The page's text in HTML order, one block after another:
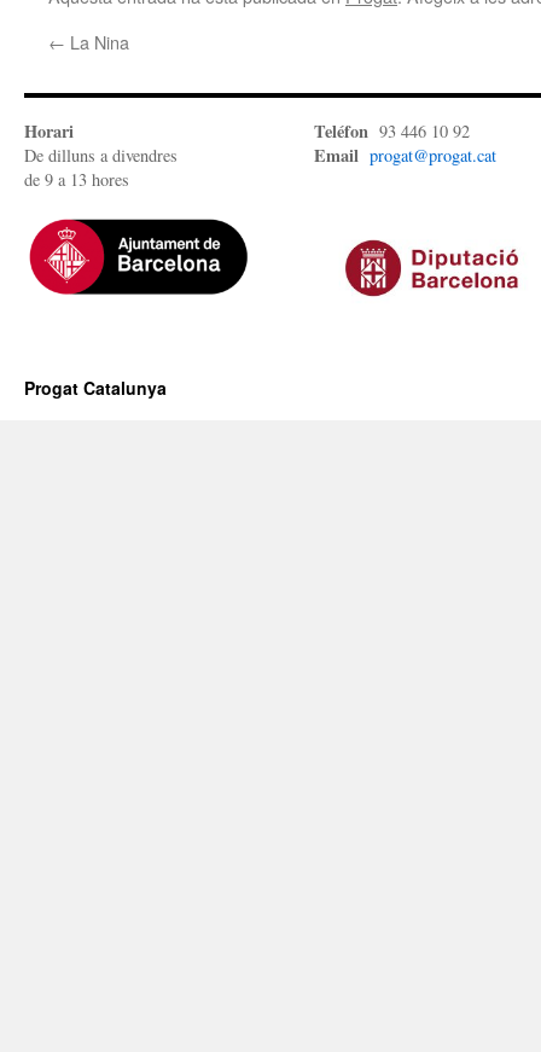
← La Nina
Horari
De dilluns a divendres
de 9 a 13 hores
Teléfon 93 446 10 92
Email progat@progat.cat
Progat Catalunya